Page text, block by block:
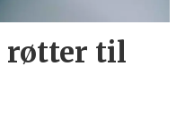
røtter til